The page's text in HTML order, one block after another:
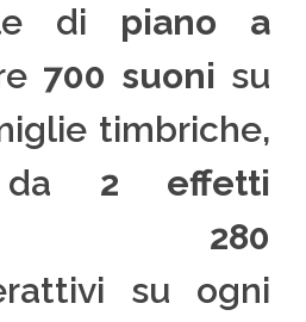
di piano a
700 suoni su
timbriche,
da 2 effetti
280
su ogni